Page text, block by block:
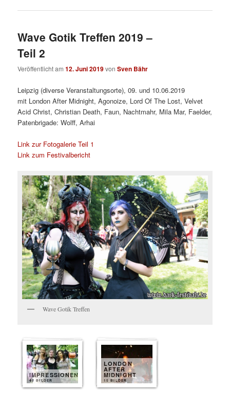
Wave Gotik Treffen 2019 –
Teil 2
Veröffentlicht am12. Juni 2019vonSven Bähr
Leipzig (diverse Veranstaltungsorte), 09. und 10.06.2019
mit London After Midnight, Agonoize, Lord Of The Lost, Velvet
Acid Christ, Christian Death, Faun, Nachtmahr, Mila Mar, Faelder,
Patenbrigade: Wolff, Arhai
Link zur Fotogalerie Teil 1
Link zum Festivalbericht
Wave Gotik Treffen
IMPRESSIONEN
40 BILDER
LONDON
AFTER
MIDNIGHT
15 BILDER